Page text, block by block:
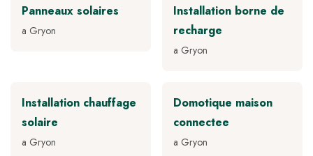
Panneaux solaires
a Gryon
Installation borne de
recharge
a Gryon
Installation chauffage
solaire
a Gryon
Domotique maison
connectee
a Gryon